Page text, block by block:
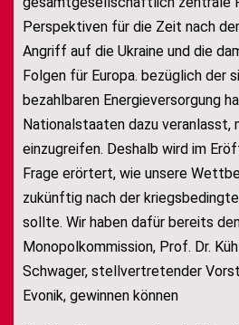
Perspektiven für die Zeit nach
Angriff auf die Ukraine und die
Folgen für Europa. bezüglich der
bezahlbaren Energieversorgung
Nationalstaaten dazu veranlasst,
einzugreifen. Deshalb wird im
Frage erörtert, wie unsere
zukünftig nach der
sollte. Wir haben dafür bereits
Monopolkommission, Prof. Dr.
Schwager, stellvertretender
Evonik, gewinnen können